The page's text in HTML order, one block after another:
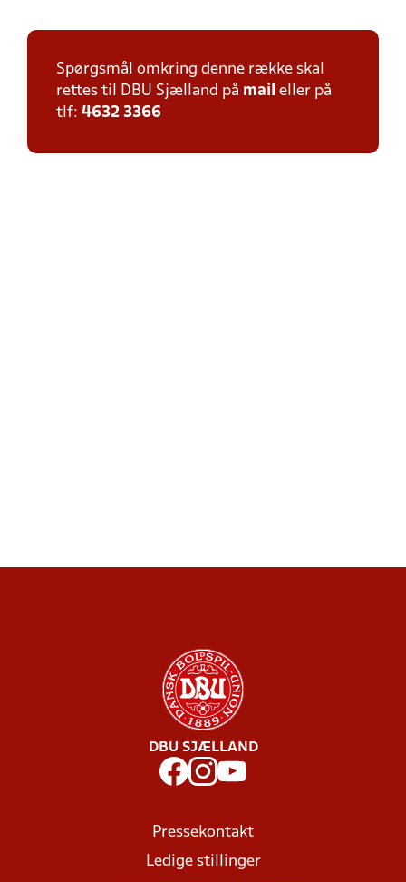
Spørgsmål omkring denne række skal
rettes til DBU Sjælland på mail eller på
tlf: 4632 3366
DBU SJÆLLAND
Pressekontakt
Ledige stillinger